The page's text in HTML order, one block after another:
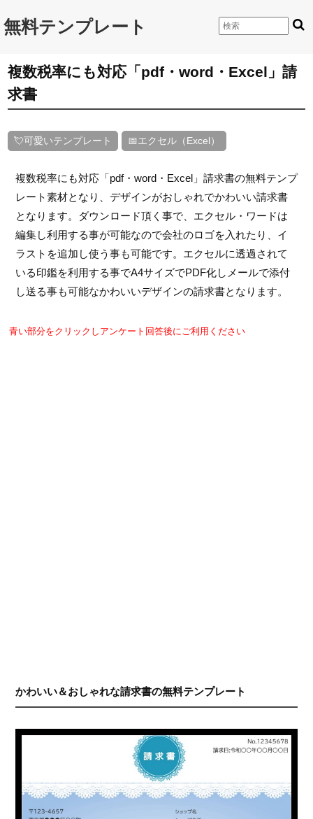
無料テンプレート
複数税率にも対応「pdf・word・Excel」請
求書
💘可愛いテンプレート 📅エクセル（Excel）
複数税率にも対応「pdf・word・Excel」請求書の無料テンプ
レート素材となり、デザインがおしゃれでかわいい請求書
となります。ダウンロード頂く事で、エクセル・ワードは
編集し利用する事が可能なので会社のロゴを入れたり、イ
ラストを追加し使う事も可能です。エクセルに透過されて
いる印鑑を利用する事でA4サイズでPDF化しメールで添付
し送る事も可能なかわいいデザインの請求書となります。
青い部分をクリックしアンケート回答後にご利用ください
かわいい＆おしゃれな請求書の無料テンプレート